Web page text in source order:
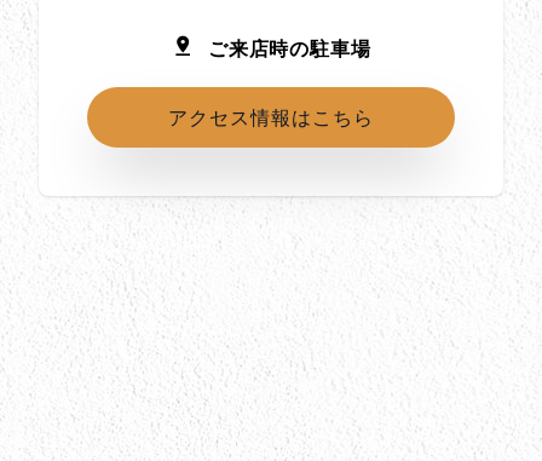
ご来店時の駐車場
アクセス情報はこちら
所在地